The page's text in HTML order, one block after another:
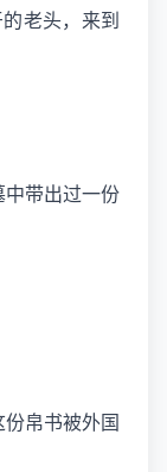
老头，来到
带出过一份
帛书被外国